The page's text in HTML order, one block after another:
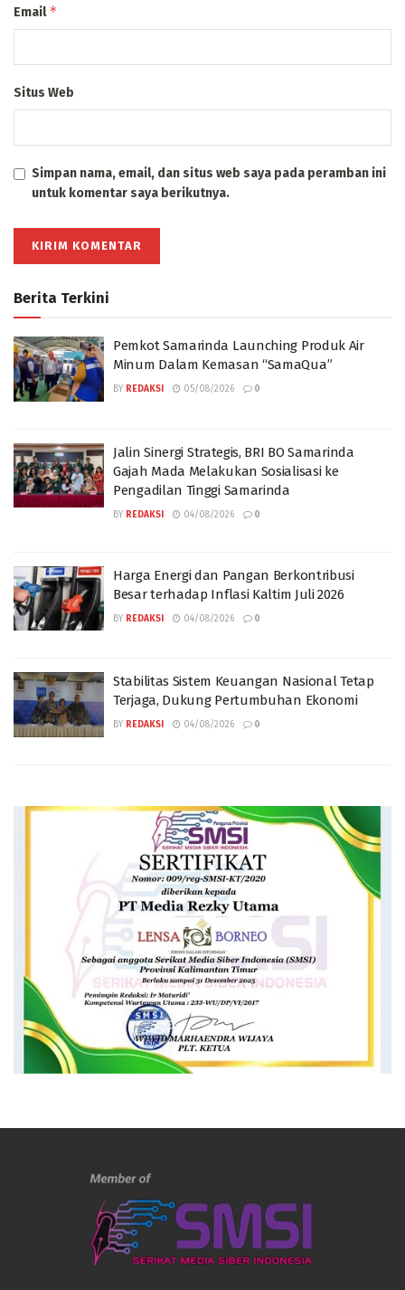
Email*
Situs Web
Simpan nama, email, dan situs web saya pada peramban ini
untuk komentar saya berikutnya.
Berita Terkini
Pemkot Samarinda Launching Produk Air
Minum Dalam Kemasan “SamaQua”
BY REDAKSI 05/08/2026 0
Jalin Sinergi Strategis, BRI BO Samarinda
Gajah Mada Melakukan Sosialisasi ke
Pengadilan Tinggi Samarinda
BY REDAKSI 04/08/2026 0
Harga Energi dan Pangan Berkontribusi
Besar terhadap Inflasi Kaltim Juli 2026
BY REDAKSI 04/08/2026 0
Stabilitas Sistem Keuangan Nasional Tetap
Terjaga, Dukung Pertumbuhan Ekonomi
BY REDAKSI 04/08/2026 0